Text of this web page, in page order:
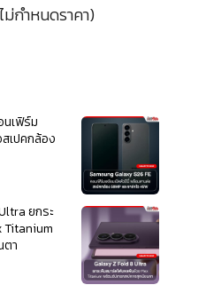
ม่กำหนดราคา)
นเฟิร์ม
เปคกล้อง
ยกระ
Titanium
ตา